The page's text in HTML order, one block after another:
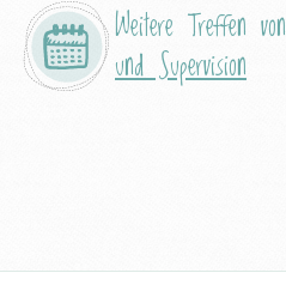
Weitere Treffen von
und Supervision